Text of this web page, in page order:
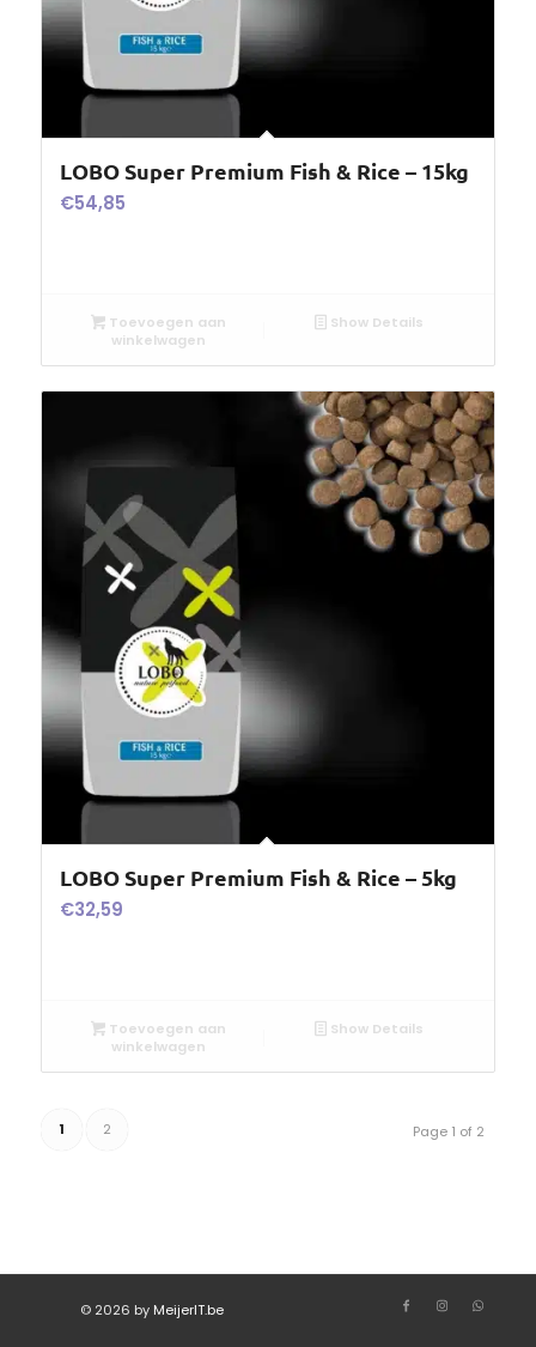
LOBO Super Premium Fish & Rice – 15kg
€54,85
Toevoegen aan
winkelwagen
Show Details
LOBO Super Premium Fish & Rice – 5kg
€32,59
Toevoegen aan
winkelwagen
Show Details
Page 1 of 2
1 2
© 2026 by MeijerIT.be